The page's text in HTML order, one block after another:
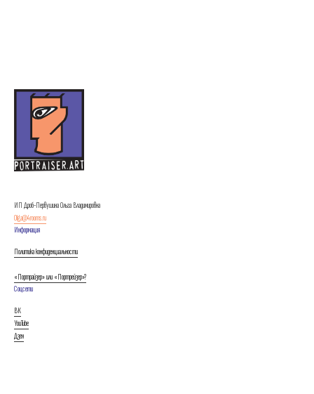
ИП Дроб-Первушина Ольга Владимировна
Olga@4rooms.ru
Информация
Политика конфиденциальности
«Портрайзер» или «Портрейзер»?
Соцсети
ВК
YouTube
Дзен